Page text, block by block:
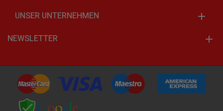
UNSER UNTERNEHMEN
NEWSLETTER